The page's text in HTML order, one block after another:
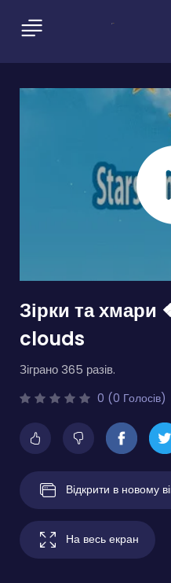
Зірки та
clouds
Зіграно 365 разів.
0 (0 Голосів)
Відкрити в новому
На весь екран